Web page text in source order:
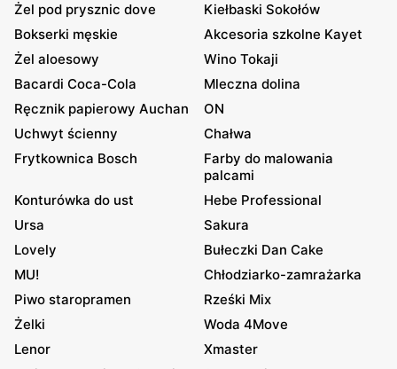
Żel pod prysznic dove
Kiełbaski Sokołów
Bokserki męskie
Akcesoria szkolne Kayet
Żel aloesowy
Wino Tokaji
Bacardi Coca-Cola
Mleczna dolina
Ręcznik papierowy Auchan
ON
Uchwyt ścienny
Chałwa
Frytkownica Bosch
Farby do malowania
palcami
Konturówka do ust
Hebe Professional
Ursa
Sakura
Lovely
Bułeczki Dan Cake
MU!
Chłodziarko-zamrażarka
Piwo staropramen
Rześki Mix
Żelki
Woda 4Move
Lenor
Xmaster